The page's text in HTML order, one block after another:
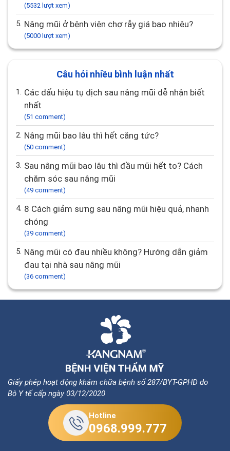
(5532 lượt xem)
5. Nâng mũi ở bệnh viện chợ rẫy giá bao nhiêu?
(5000 lượt xem)
Câu hỏi nhiều bình luận nhất
1. Các dấu hiệu tụ dịch sau nâng mũi dễ nhận biết
nhất
(51 comment)
2. Nâng mũi bao lâu thì hết căng tức?
(50 comment)
3. Sau nâng mũi bao lâu thì đầu mũi hết to? Cách
chăm sóc sau nâng mũi
(49 comment)
4. 8 Cách giảm sưng sau nâng mũi hiệu quả, nhanh
chóng
(39 comment)
5. Nâng mũi có đau nhiều không? Hướng dẫn giảm
đau tại nhà sau nâng mũi
(36 comment)
Giấy phép hoạt động khám chữa bệnh số 287/BYT-GPHĐ do
Bộ Y tế cấp ngày 03/12/2020
Hotline
0968.999.777